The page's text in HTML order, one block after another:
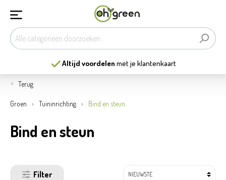
je klantenkaart 13mooiste
Terug
Groen Tuininrichting Bind en steun
Bind en steun
Filter